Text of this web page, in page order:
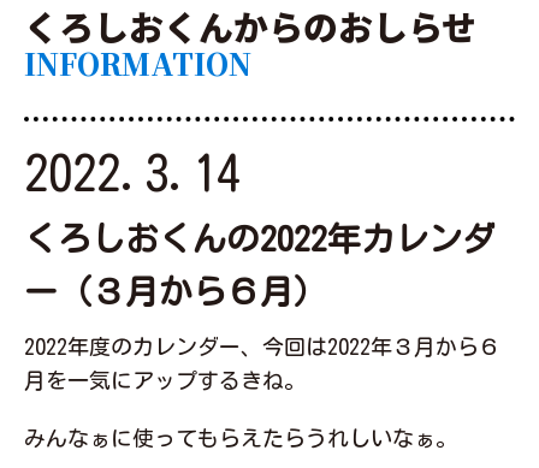
くろしおくんからのおしらせ
INFORMATION
2022.3.14
くろしおくんの2022年カレンダ
ー（３月から６月）
2022年度のカレンダー、今回は2022年３月から６
月を一気にアップするきね。
みんなぁに使ってもらえたらうれしいなぁ。